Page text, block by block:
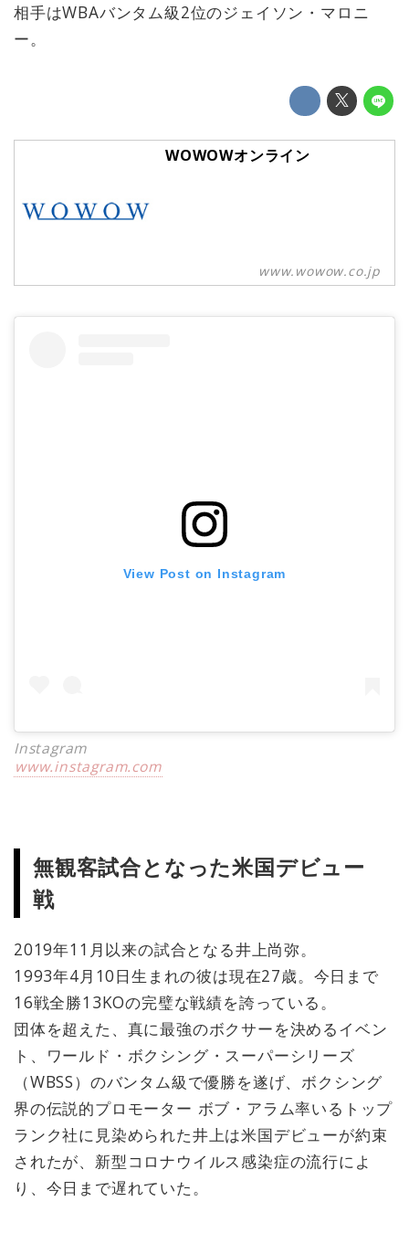
相手はWBAバンタム級2位のジェイソン・マロニ
ー。
WOWOWオンライン
www.wowow.co.jp
View Post on Instagram
Instagram
www.instagram.com
無観客試合となった米国デビュー
戦
2019年11月以来の試合となる井上尚弥。
1993年4月10日生まれの彼は現在27歳。今日まで
16戦全勝13KOの完璧な戦績を誇っている。
団体を超えた、真に最強のボクサーを決めるイベン
ト、ワールド・ボクシング・スーパーシリーズ
（WBSS）のバンタム級で優勝を遂げ、ボクシング
界の伝説的プロモーター ボブ・アラム率いるトップ
ランク社に見染められた井上は米国デビューが約束
されたが、新型コロナウイルス感染症の流行によ
り、今日まで遅れていた。